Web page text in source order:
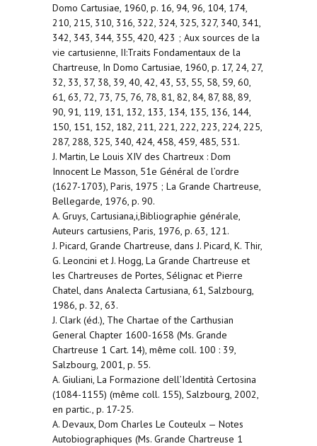
Domo Cartusiae, 1960, p. 16, 94, 96, 104, 174,
210, 215, 310, 316, 322, 324, 325, 327, 340, 341,
342, 343, 344, 355, 420, 423 ; Aux sources de la
vie cartusienne, II:Traits Fondamentaux de la
Chartreuse, In Domo Cartusiae, 1960, p. 17, 24, 27,
32, 33, 37, 38, 39, 40, 42, 43, 53, 55, 58, 59, 60,
61, 63, 72, 73, 75, 76, 78, 81, 82, 84, 87, 88, 89,
90, 91, 119, 131, 132, 133, 134, 135, 136, 144,
150, 151, 152, 182, 211, 221, 222, 223, 224, 225,
287, 288, 325, 340, 424, 458, 459, 485, 531.
J. Martin, Le Louis XIV des Chartreux : Dom
Innocent Le Masson, 51e Général de l’ordre
(1627-1703), Paris, 1975 ; La Grande Chartreuse,
Bellegarde, 1976, p. 90.
A. Gruys, Cartusiana,i,Bibliographie générale,
Auteurs cartusiens, Paris, 1976, p. 63, 121.
J. Picard, Grande Chartreuse, dans J. Picard, K. Thir,
G. Leoncini et J. Hogg, La Grande Chartreuse et
les Chartreuses de Portes, Sélignac et Pierre
Chatel, dans Analecta Cartusiana, 61, Salzbourg,
1986, p. 32, 63.
J. Clark (éd.), The Chartae of the Carthusian
General Chapter 1600-1658 (Ms. Grande
Chartreuse 1 Cart. 14), même coll. 100 : 39,
Salzbourg, 2001, p. 55.
A. Giuliani, La Formazione dell’Identità Certosina
(1084-1155) (même coll. 155), Salzbourg, 2002,
en partic., p. 17-25.
A. Devaux, Dom Charles Le Couteulx — Notes
Autobiographiques (Ms. Grande Chartreuse 1